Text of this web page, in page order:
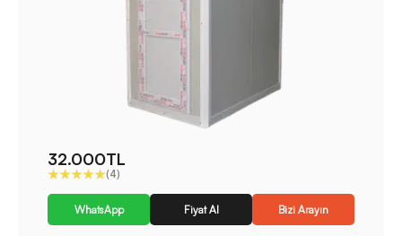
32.000TL
(4)
WhatsApp Fiyat Al Bizi Arayın